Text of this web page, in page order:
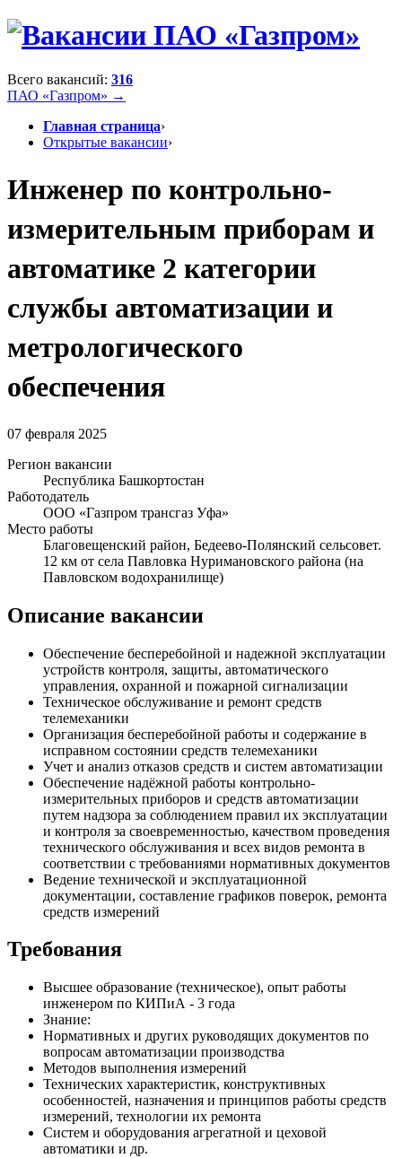
Всего вакансий: 316
ПАО «Газпром» →
Главная страница›
Открытые вакансии›
Инженер по контрольно-
измерительным приборам и
автоматике 2 категории
службы автоматизации и
метрологического
обеспечения
07 февраля 2025
Регион вакансии
Республика Башкортостан
Работодатель
ООО «Газпром трансгаз Уфа»
Место работы
Благовещенский район, Бедеево-Полянский сельсовет.
12 км от села Павловка Нуримановского района (на
Павловском водохранилище)
Описание вакансии
Обеспечение бесперебойной и надежной эксплуатации
устройств контроля, защиты, автоматического
управления, охранной и пожарной сигнализации
Техническое обслуживание и ремонт средств
телемеханики
Организация бесперебойной работы и содержание в
исправном состоянии средств телемеханики
Учет и анализ отказов средств и систем автоматизации
Обеспечение надёжной работы контрольно-
измерительных приборов и средств автоматизации
путем надзора за соблюдением правил их эксплуатации
и контроля за своевременностью, качеством проведения
технического обслуживания и всех видов ремонта в
соответствии с требованиями нормативных документов
Ведение технической и эксплуатационной
документации, составление графиков поверок, ремонта
средств измерений
Требования
Высшее образование (техническое), опыт работы
инженером по КИПиА - 3 года
Знание:
Нормативных и других руководящих документов по
вопросам автоматизации производства
Методов выполнения измерений
Технических характеристик, конструктивных
особенностей, назначения и принципов работы средств
измерений, технологии их ремонта
Систем и оборудования агрегатной и цеховой
автоматики и др.